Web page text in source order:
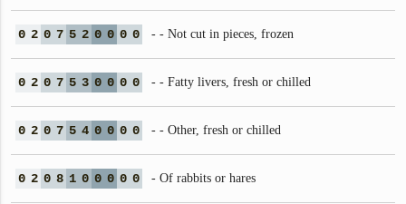
0 2 0 7 5 2 0 0 0 0 - - Not cut in pieces, frozen
0 2 0 7 5 3 0 0 0 0 - - Fatty livers, fresh or chilled
0 2 0 7 5 4 0 0 0 0 - - Other, fresh or chilled
0 2 0 8 1 0 0 0 0 0 - Of rabbits or hares